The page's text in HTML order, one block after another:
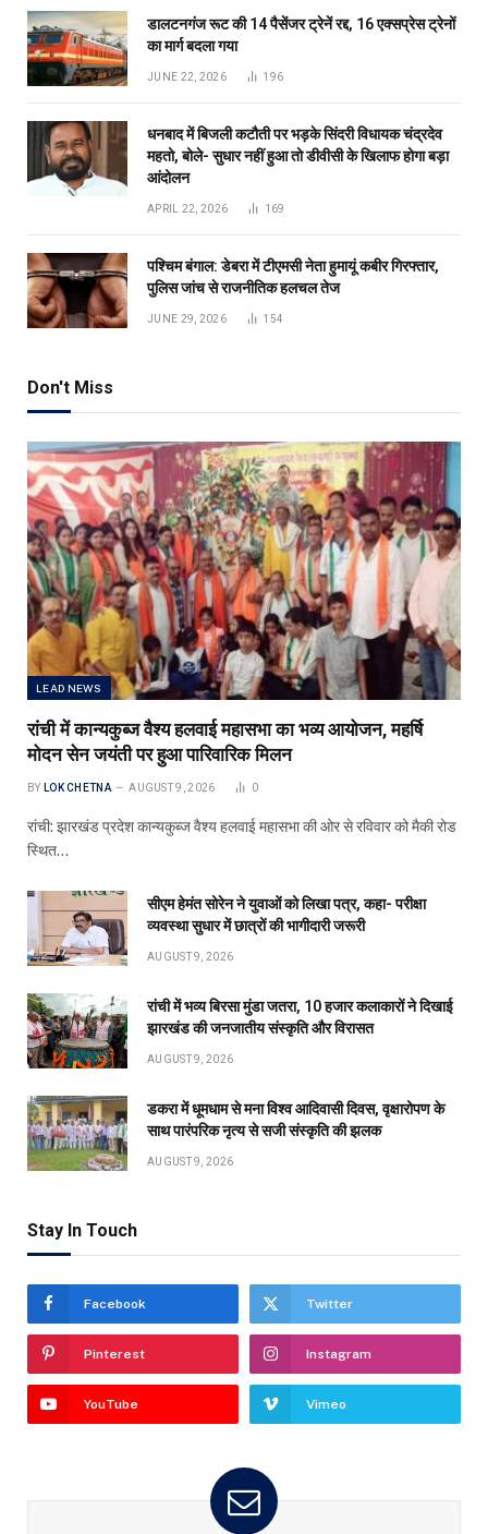
डालटनगंज रूट की 14 पैसेंजर ट्रेनें रद्द, 16 एक्सप्रेस ट्रेनों
का मार्ग बदला गया
JUNE 22, 2026 196
धनबाद में बिजली कटौती पर भड़के सिंदरी विधायक चंद्रदेव
महतो, बोले- सुधार नहीं हुआ तो डीवीसी के खिलाफ होगा बड़ा
आंदोलन
APRIL 22, 2026 169
पश्चिम बंगाल: डेबरा में टीएमसी नेता हुमायूं कबीर गिरफ्तार,
पुलिस जांच से राजनीतिक हलचल तेज
JUNE 29, 2026 154
Don't Miss
LEAD NEWS
रांची में कान्यकुब्ज वैश्य हलवाई महासभा का भव्य आयोजन, महर्षि
मोदन सेन जयंती पर हुआ पारिवारिक मिलन
BY LOK CHETNA AUGUST 9, 2026 0
रांची: झारखंड प्रदेश कान्यकुब्ज वैश्य हलवाई महासभा की ओर से रविवार को मैकी रोड
स्थित…
सीएम हेमंत सोरेन ने युवाओं को लिखा पत्र, कहा- परीक्षा
व्यवस्था सुधार में छात्रों की भागीदारी जरूरी
AUGUST 9, 2026
रांची में भव्य बिरसा मुंडा जतरा, 10 हजार कलाकारों ने दिखाई
झारखंड की जनजातीय संस्कृति और विरासत
AUGUST 9, 2026
डकरा में धूमधाम से मना विश्व आदिवासी दिवस, वृक्षारोपण के
साथ पारंपरिक नृत्य से सजी संस्कृति की झलक
AUGUST 9, 2026
Stay In Touch
Facebook Twitter
Pinterest Instagram
YouTube Vimeo